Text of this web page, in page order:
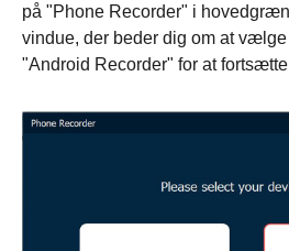
på "Phone Recorder" i
vindue, der beder dig om at
"Android Recorder" for at